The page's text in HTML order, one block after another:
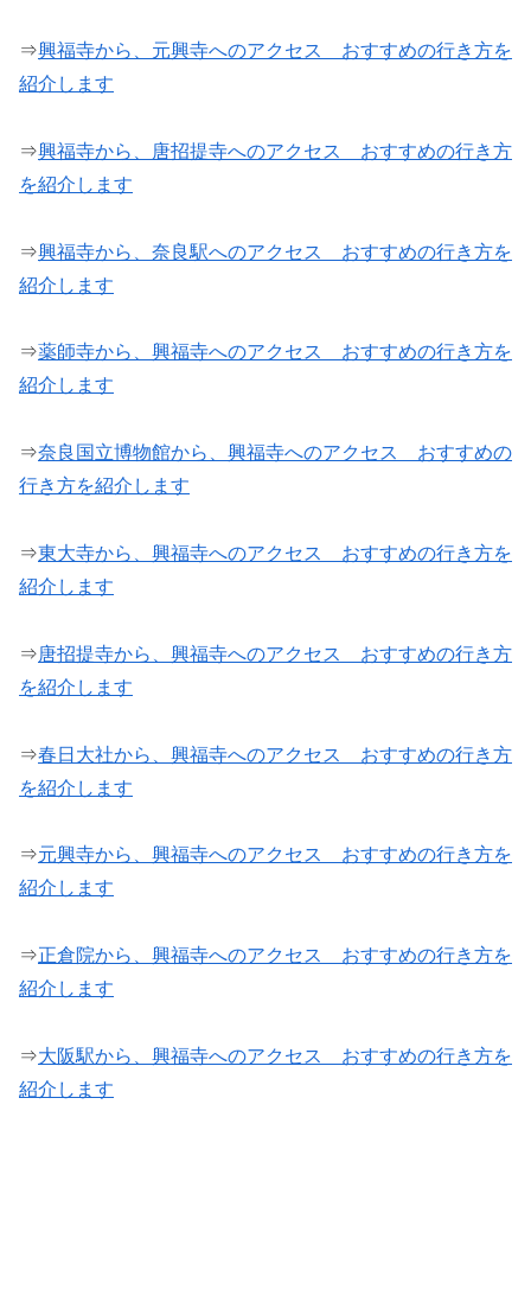
⇒興福寺から、元興寺へのアクセス おすすめの行き方を
紹介します
⇒興福寺から、唐招提寺へのアクセス おすすめの行き方
を紹介します
⇒興福寺から、奈良駅へのアクセス おすすめの行き方を
紹介します
⇒薬師寺から、興福寺へのアクセス おすすめの行き方を
紹介します
⇒奈良国立博物館から、興福寺へのアクセス おすすめの
行き方を紹介します
⇒東大寺から、興福寺へのアクセス おすすめの行き方を
紹介します
⇒唐招提寺から、興福寺へのアクセス おすすめの行き方
を紹介します
⇒春日大社から、興福寺へのアクセス おすすめの行き方
を紹介します
⇒元興寺から、興福寺へのアクセス おすすめの行き方を
紹介します
⇒正倉院から、興福寺へのアクセス おすすめの行き方を
紹介します
⇒大阪駅から、興福寺へのアクセス おすすめの行き方を
紹介します